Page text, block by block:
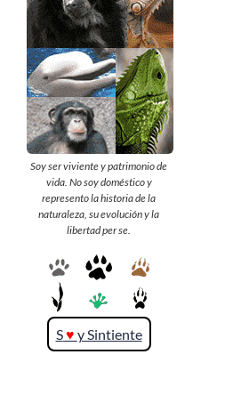
Pilas como lista ligada Ξ Colas
como lista ligada Ξ Arreglos en
memoria Ξ Matrices dispersas en
vector y lista ligada Ξ Árboles
binarios Ξ Árboles AVL Ξ Grafos Ξ
Tratamiento de archivos.
>> Ingresar YA a este tutorial
Matemáticas Básicas y
Soy ser viviente y patrimonio de
vida. No soy doméstico y
represento la historia de la
naturaleza, su evolución y la
libertad per se.
S♥ y Sintiente